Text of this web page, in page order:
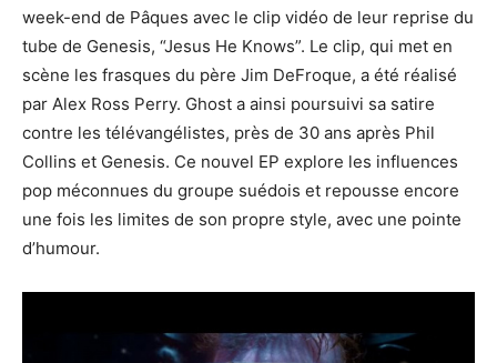
week-end de Pâques avec le clip vidéo de leur reprise du
tube de Genesis, “Jesus He Knows”. Le clip, qui met en
scène les frasques du père Jim DeFroque, a été réalisé
par Alex Ross Perry. Ghost a ainsi poursuivi sa satire
contre les télévangélistes, près de 30 ans après Phil
Collins et Genesis. Ce nouvel EP explore les influences
pop méconnues du groupe suédois et repousse encore
une fois les limites de son propre style, avec une pointe
d’humour.